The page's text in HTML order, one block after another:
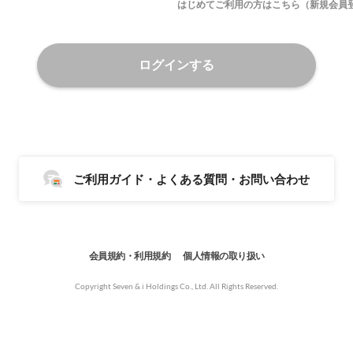
はじめてご利用の方はこちら（新規会員
ログインする
ご利用ガイド・よくある質問・お問い合わせ
会員規約・利用規約 個人情報の取り扱い
Copyright Seven & i Holdings Co., Ltd. All Rights Reserved.